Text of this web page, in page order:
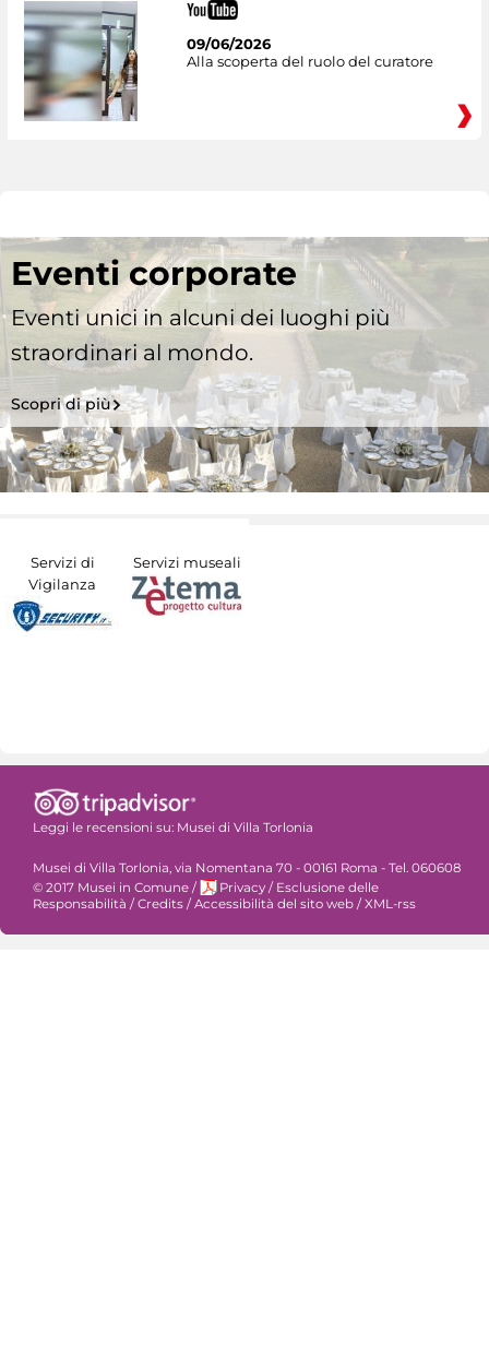
09/06/2026
Alla scoperta del ruolo del curatore
Eventi corporate
Eventi unici in alcuni dei luoghi più
straordinari al mondo.
Scopri di più
Servizi di
Vigilanza
Servizi museali
Leggi le recensioni su: Musei di Villa Torlonia
Musei di Villa Torlonia, via Nomentana 70 - 00161 Roma - Tel. 060608
© 2017 Musei in Comune / Privacy / Esclusione delle
Responsabilità /Credits /Accessibilità del sito web /XML-rss